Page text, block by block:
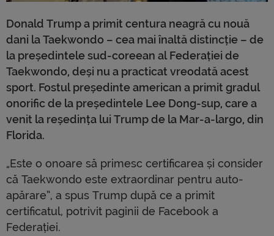
Donald Trump a primit centura neagră cu nouă
dani la Taekwondo – cea mai înaltă distincție – de
la președintele sud-coreean al Federației de
Taekwondo, deși nu a practicat vreodată acest
sport. Fostul președinte american a primit gradul
onorific de la președintele Lee Dong-sup, care a
venit la reședința lui Trump de la Mar-a-largo, din
Florida.
„Este o onoare să primesc certificarea și consider
că Taekwondo este extraordinar pentru auto-
apărare”, a spus Trump după ce a primit
certificatul, potrivit paginii de Facebook a
Federației.